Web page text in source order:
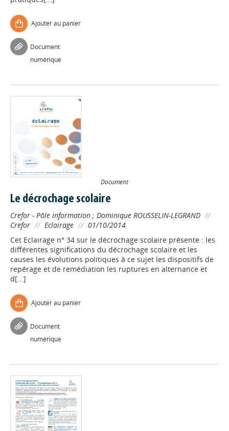
Ajouter au panier
Document
numérique
Document
Le décrochage scolaire
Crefor - Pôle information ; Dominique ROUSSELIN-LEGRAND //
Crefor // Eclairage // 01/10/2014
Cet Eclairage n° 34 sur le décrochage scolaire présente : les
différentes significations du décrochage scolaire et les
causes les évolutions politiques à ce sujet les dispositifs de
repérage et de remédiation les ruptures en alternance et
d[...]
Ajouter au panier
Document
numérique